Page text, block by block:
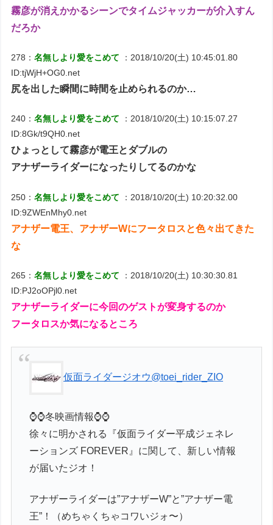
霧彦が消えかかるシーンでタイムジャッカーが介入すん
だろか
278：名無しより愛をこめて
：2018/10/20(土) 10:45:01.80
ID:tjWjH+OG0.net
尻を出した瞬間に時間を止められるのか…
240：名無しより愛をこめて
：2018/10/20(土) 10:15:07.27
ID:8Gk/t9QH0.net
ひょっとして霧彦が電王とダブルの
アナザーライダーになったりしてるのかな
250：名無しより愛をこめて
：2018/10/20(土) 10:20:32.00
ID:9ZWEnMhy0.net
アナザー電王、アナザーWにフータロスと色々出てきた
な
265：名無しより愛をこめて
：2018/10/20(土) 10:30:30.81
ID:PJ2oOPjl0.net
アナザーライダーに今回のゲストが変身するのか
フータロスか気になるところ
仮面ライダージオウ@toei_rider_ZIO
⌚⌚冬映画情報⌚⌚
徐々に明かされる『仮面ライダー平成ジェネレ
ーションズ FOREVER』に関して、新しい情報
が届いたジオ！
アナザーライダーは”アナザーW”と”アナザー電
王”！（めちゃくちゃコワいジォ〜）